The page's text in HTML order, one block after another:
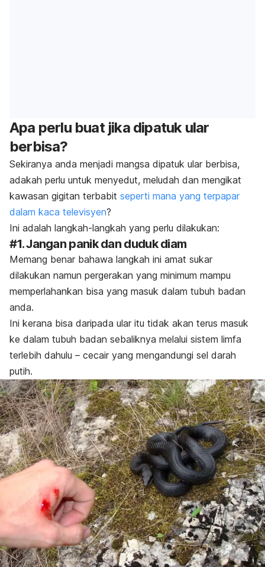
Apa perlu buat jika dipatuk ular
berbisa?
Sekiranya anda menjadi mangsa dipatuk ular berbisa,
adakah perlu untuk menyedut, meludah dan mengikat
kawasan gigitan terbabit seperti mana yang terpapar
dalam kaca televisyen?
Ini adalah langkah-langkah yang perlu dilakukan:
#1. Jangan panik dan duduk diam
Memang benar bahawa langkah ini amat sukar
dilakukan namun pergerakan yang minimum mampu
memperlahankan bisa yang masuk dalam tubuh badan
anda.
Ini kerana bisa daripada ular itu tidak akan terus masuk
ke dalam tubuh badan sebaliknya melalui sistem limfa
terlebih dahulu – cecair yang mengandungi sel darah
putih.